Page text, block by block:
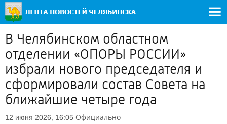
В Челябинском областном
отделении «ОПОРЫ РОССИИ»
избрали нового председателя и
сформировали состав Совета на
ближайшие четыре года
12 июня 2026, 16:05 Официально